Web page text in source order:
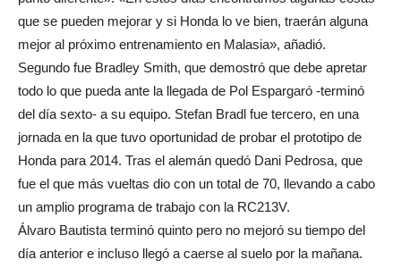
que se pueden mejorar y si Honda lo ve bien, traerán alguna
mejor al próximo entrenamiento en Malasia», añadió.
Segundo fue Bradley Smith, que demostró que debe apretar
todo lo que pueda ante la llegada de Pol Espargaró -terminó
del día sexto- a su equipo. Stefan Bradl fue tercero, en una
jornada en la que tuvo oportunidad de probar el prototipo de
Honda para 2014. Tras el alemán quedó Dani Pedrosa, que
fue el que más vueltas dio con un total de 70, llevando a cabo
un amplio programa de trabajo con la RC213V.
Álvaro Bautista terminó quinto pero no mejoró su tiempo del
día anterior e incluso llegó a caerse al suelo por la mañana.